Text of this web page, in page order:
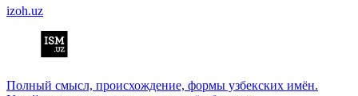
izoh.uz
Полный смысл, происхождение, формы узбекских имён.